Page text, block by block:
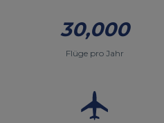
30,000
Flüge pro Jahr